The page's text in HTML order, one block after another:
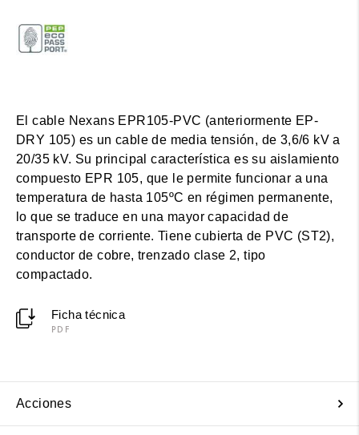
El cable Nexans EPR105-PVC (anteriormente EP-
DRY 105) es un cable de media tensión, de 3,6/6 kV a
20/35 kV. Su principal característica es su aislamiento
compuesto EPR 105, que le permite funcionar a una
temperatura de hasta 105ºC en régimen permanente,
lo que se traduce en una mayor capacidad de
transporte de corriente. Tiene cubierta de PVC (ST2),
conductor de cobre, trenzado clase 2, tipo
compactado.
Ficha técnica
PDF
Acciones